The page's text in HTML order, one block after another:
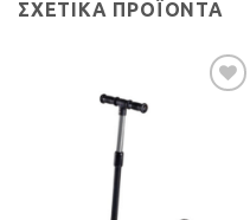
ΣΧΕΤΙΚΆ ΠΡΟΪΌΝΤΑ